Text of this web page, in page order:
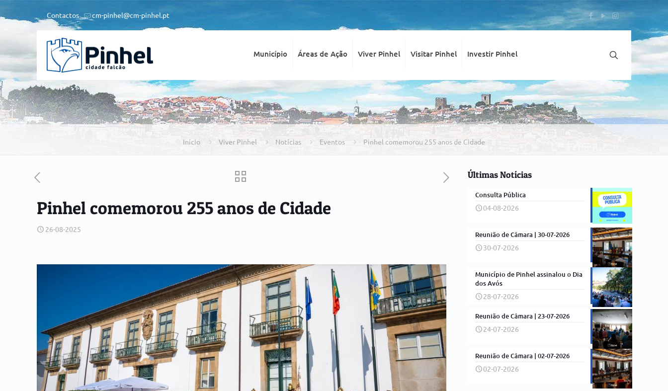
Contactos cm-pinhel@cm-pinhel.pt
Município Áreas de Ação Viver Pinhel Visitar Pinhel Investir Pinhel
Início Viver Pinhel Notícias Eventos Pinhel comemorou 255 anos de Cidade
Pinhel comemorou 255 anos de Cidade
26-08-2025
Últimas Notícias
Consulta Pública
04-08-2026
Reunião de Câmara | 30-07-2026
30-07-2026
Município de Pinhel assinalou o Dia
dos Avós
28-07-2026
Reunião de Câmara | 23-07-2026
24-07-2026
Reunião de Câmara | 02-07-2026
02-07-2026